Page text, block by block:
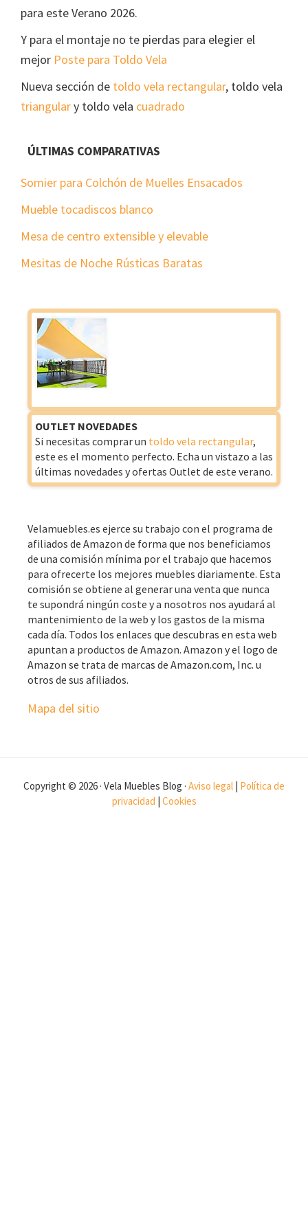
para este Verano 2026.
Y para el montaje no te pierdas para elegier el
mejor Poste para Toldo Vela
Nueva sección de toldo vela rectangular, toldo vela
triangulary toldo vela cuadrado
ÚLTIMAS COMPARATIVAS
Somier para Colchón de Muelles Ensacados
Mueble tocadiscos blanco
Mesa de centro extensible y elevable
Mesitas de Noche Rústicas Baratas
OUTLET NOVEDADES
Si necesitas comprar un toldo vela rectangular,
este es el momento perfecto. Echa un vistazo a las
últimas novedades y ofertas Outlet de este verano.
Velamuebles.es ejerce su trabajo con el programa de
afiliados de Amazon de forma que nos beneficiamos
de una comisión mínima por el trabajo que hacemos
para ofrecerte los mejores muebles diariamente. Esta
comisión se obtiene al generar una venta que nunca
te supondrá ningún coste y a nosotros nos ayudará al
mantenimiento de la web y los gastos de la misma
cada día. Todos los enlaces que descubras en esta web
apuntan a productos de Amazon. Amazon y el logo de
Amazon se trata de marcas de Amazon.com, Inc. u
otros de sus afiliados.
Mapa del sitio
Copyright © 2026 · Vela Muebles Blog · Aviso legal | Política de
privacidad | Cookies